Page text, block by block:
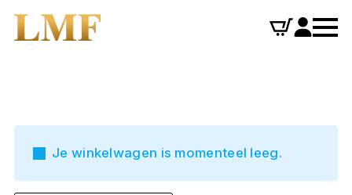
Je winkelwagen is momenteel leeg.